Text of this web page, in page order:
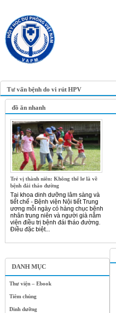
Tư vấn bệnh do vi rút HPV
DANH MỤC
Thư viện – Ebook
Tiêm chủng
Dinh dưỡng
đồ ăn nhanh
Trẻ vị thành niên: Không thể lơ là về
bệnh đái tháo đường
Tại khoa dinh dưỡng lâm sàng và
tiết chế - Bệnh viện Nội tiết Trung
ương mỗi ngày có hàng chục bệnh
nhân trung niên và người già nằm
viện điều trị bệnh đái tháo đường.
Điều đặc biệt...